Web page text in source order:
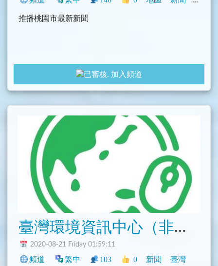
推播桃園市最新新聞
加入頻道
臺灣環境資訊中心（非官方）
2020-08-21 Friday 01:59:11
頻道 繁中 103 0 新聞 臺灣